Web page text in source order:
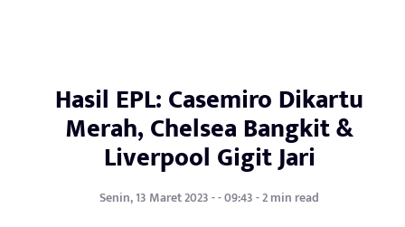
Hasil EPL: Casemiro Dikartu
Merah, Chelsea Bangkit &
Liverpool Gigit Jari
Senin, 13 Maret 2023 - - 09:43 - 2 min read